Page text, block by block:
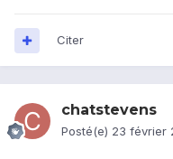
Citer
chatstevens
Posté(e) 23 février